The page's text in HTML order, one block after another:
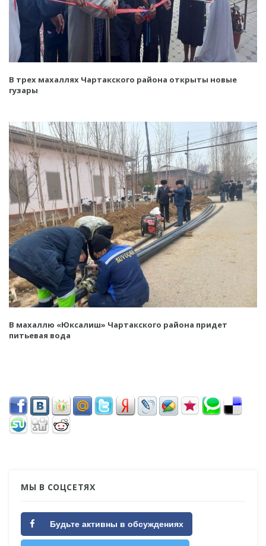
В трех махаллях Чартакского района открыты новые
гузары
В махаллю «Юксалиш» Чартакского района придет
питьевая вода
МЫ В СОЦСЕТЯХ
Будьте активны в обсуждениях